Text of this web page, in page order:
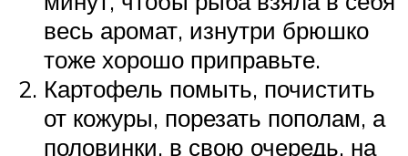
весь аромат, изнутри брюшко
тоже хорошо приправьте.
Картофель помыть, почистить
от кожуры, порезать пополам, а
половинки, в свою очередь, на